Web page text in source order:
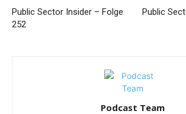
Public Sector Insider – Folge
252
Public
Podcast Team